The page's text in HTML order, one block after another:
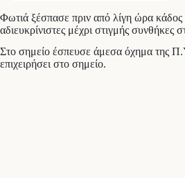
Φωτιά ξέσπασε πριν από λίγη ώρα
αδιευκρίνιστες μέχρι στιγμής
Στο σημείο έσπευσε άμεσα όχημα της
επιχειρήσει στο σημείο.